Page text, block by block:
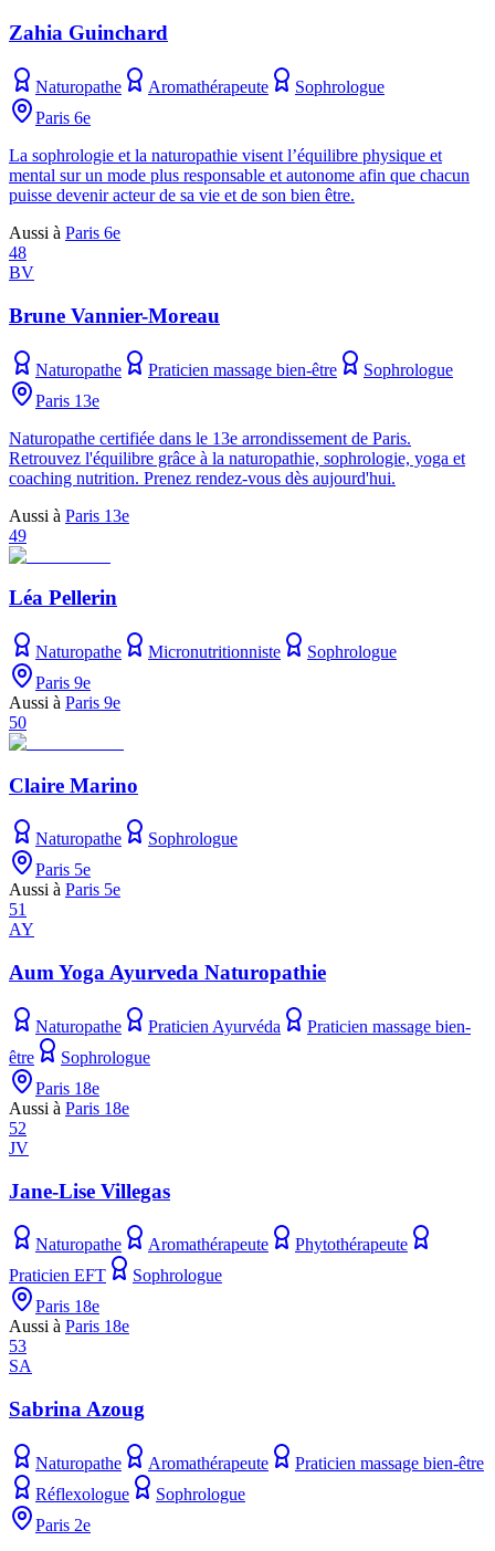
Zahia Guinchard
Naturopathe Aromathérapeute
Sophrologue
Paris 6e
La sophrologie et la naturopathie visent l’équilibre physique et
mental sur un mode plus responsable et autonome afin que chacun
puisse devenir acteur de sa vie et de son bien être.
Aussi à Paris 6e
48
BV
Brune Vannier-Moreau
Naturopathe Praticien massage bien-être
Sophrologue
Paris 13e
Naturopathe certifiée dans le 13e arrondissement de Paris.
Retrouvez l'équilibre grâce à la naturopathie, sophrologie, yoga et
coaching nutrition. Prenez rendez-vous dès aujourd'hui.
Aussi à Paris 13e
49
Léa Pellerin
Naturopathe Micronutritionniste
Sophrologue
Paris 9e
Aussi à Paris 9e
50
Claire Marino
Naturopathe
Sophrologue
Paris 5e
Aussi à Paris 5e
51
AY
Aum Yoga Ayurveda Naturopathie
Naturopathe Praticien Ayurvéda
Praticien massage bien-
être
Sophrologue
Paris 18e
Aussi à Paris 18e
52
JV
Jane-Lise Villegas
Naturopathe Aromathérapeute
Phytothérapeute
Praticien EFT
Sophrologue
Paris 18e
Aussi à Paris 18e
53
SA
Sabrina Azoug
Naturopathe Aromathérapeute
Praticien massage bien-être
Réflexologue
Sophrologue
Paris 2e